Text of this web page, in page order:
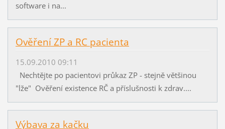
software i na...
Ověření ZP a RC pacienta
15.09.2010 09:11
Nechtějte po pacientovi průkaz ZP - stejně většinou
"lže" Ověření existence RČ a příslušnosti k zdrav....
Výbava za kačku